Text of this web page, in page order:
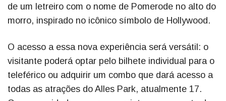
de um letreiro com o nome de Pomerode no alto do
morro, inspirado no icônico símbolo de Hollywood.
O acesso a essa nova experiência será versátil: o
visitante poderá optar pelo bilhete individual para o
teleférico ou adquirir um combo que dará acesso a
todas as atrações do Alles Park, atualmente 17.